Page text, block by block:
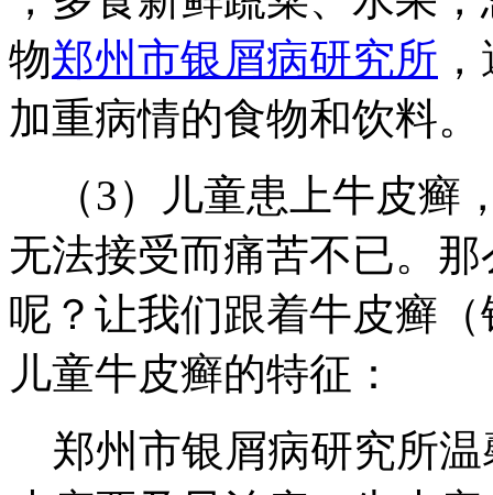
物郑州市银屑病研究所
加重病情的食物和饮料。
（3）儿童患上牛皮癣
无法接受而痛苦不已。
呢？让我们跟着牛皮癣
儿童牛皮癣的特征：
郑州市银屑病研究所温